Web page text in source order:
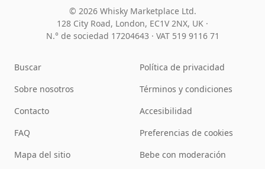
© 2026 Whisky Marketplace Ltd.
128 City Road, London, EC1V 2NX, UK ·
N.° de sociedad 17204643 · VAT 519 9116 71
Buscar
Sobre nosotros
Contacto
FAQ
Mapa del sitio
Política de privacidad
Términos y condiciones
Accesibilidad
Preferencias de cookies
Bebe con moderación